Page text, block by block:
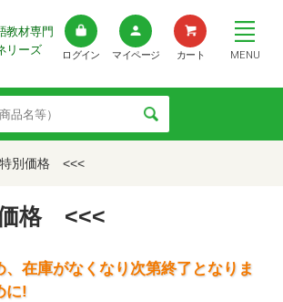
教材専門
リーズ
ログイン マイページ カート MENU
別価格 <<<
格 <<<
、在庫がなくなり次第終了となりま
に!